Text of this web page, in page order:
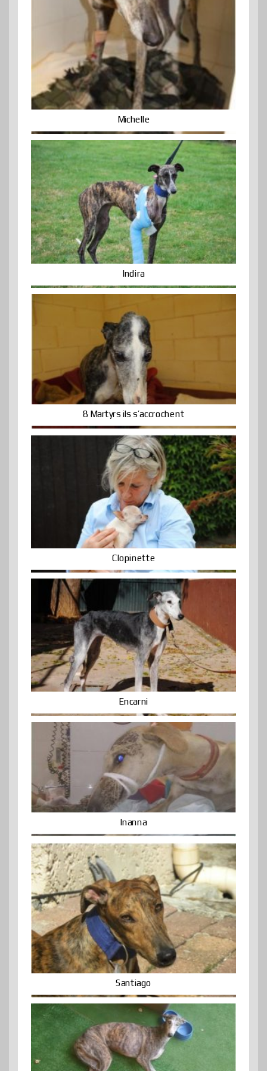
Michelle
Indira
8 Martyrs ils s’accrochent
Clopinette
Encarni
Inanna
Santiago